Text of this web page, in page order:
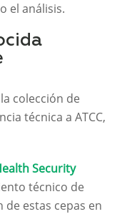
el análisis.
colección de
técnica a ATCC,
Security
técnico de
estas cepas en